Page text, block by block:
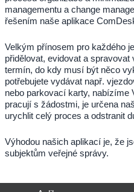
managementu a change
řešením naše aplikace
Velkým přínosem pro každého
přidělovat, evidovat a
termín, do kdy musí být něco
potřebujete vydávat např.
nebo parkovací karty, nabízíme
pracují s žádostmi, je určena
urychlit celý proces a odstranit
Výhodou našich aplikací je, že
subjektům veřejné správy.